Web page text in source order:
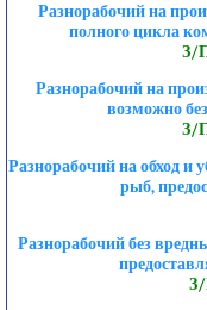
Разнорабочий на
полного цикла
З/П
Разнорабочий на
возможно
З/П
Разнорабочий на обход и
рыб,
Разнорабочий без
З/